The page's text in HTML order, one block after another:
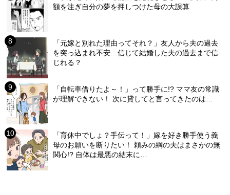
額を注ぎ自分の夢を押しつけた母の大誤算
「元嫁と別れた理由ってそれ？」友人から夫の過去
を突っ込まれ不安…信じて結婚した夫の過去まで信
じれる？
「自転車借りたよ～！」って勝手に!? ママ友の常識
が理解できない！ 次に貸してと言ってきたのは…
「育休中でしょ？手伝って！」嫁を好き勝手使う義
母のお願いを断りたい！ 頼みの綱の夫はまさかの無
関心!? 自体は最悪の結末に…